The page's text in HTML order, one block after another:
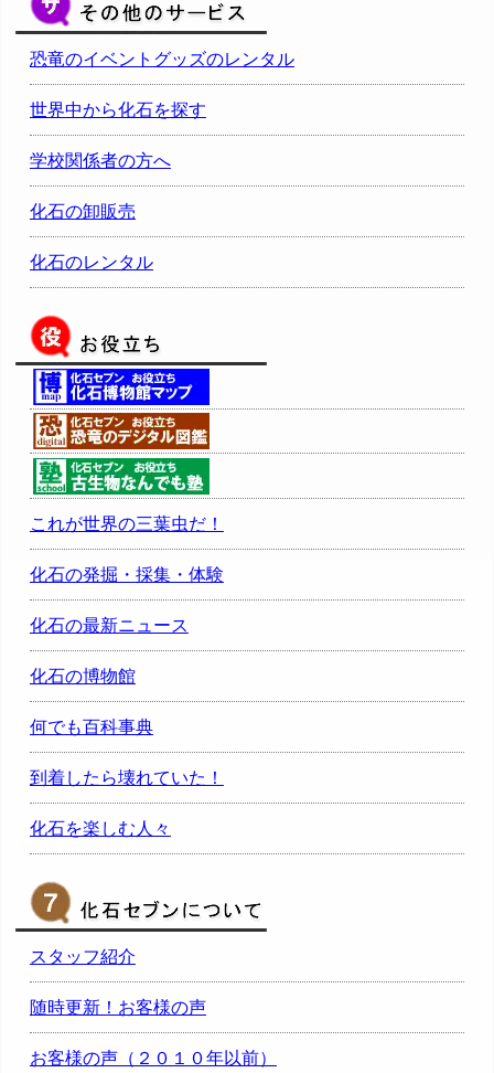
恐竜のイベントグッズのレンタル
世界中から化石を探す
学校関係者の方へ
化石の卸販売
化石のレンタル
これが世界の三葉虫だ！
化石の発掘・採集・体験
化石の最新ニュース
化石の博物館
何でも百科事典
到着したら壊れていた！
化石を楽しむ人々
スタッフ紹介
随時更新！お客様の声
お客様の声（２０１０年以前）